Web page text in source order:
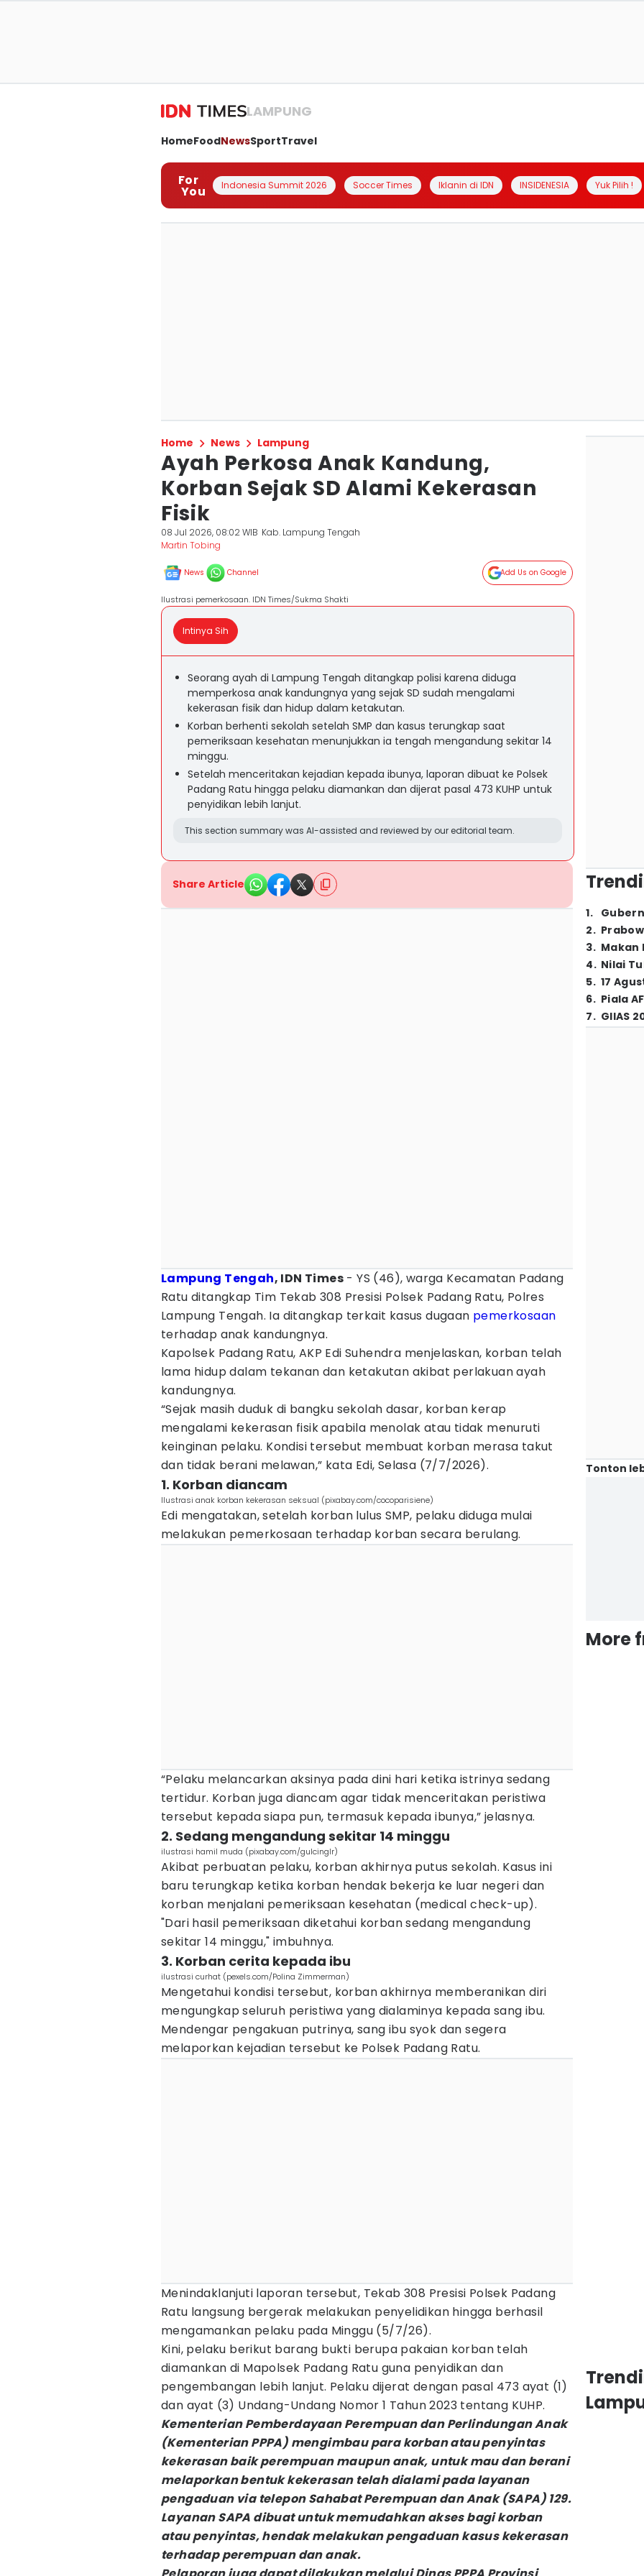
LAMPUNG
HomeFoodNewsSportTravel
For
You Indonesia Summit 2026 Soccer Times Iklanin di IDN INSIDENESIA Yuk Pilih !
Home News Lampung
Ayah Perkosa Anak Kandung,
Korban Sejak SD Alami Kekerasan
Fisik
08 Jul 2026, 08:02 WIB Kab. Lampung Tengah
Martin Tobing
News Channel Add Us on Google
Ilustrasi pemerkosaan. IDN Times/Sukma Shakti
Intinya Sih
Seorang ayah di Lampung Tengah ditangkap polisi karena diduga
memperkosa anak kandungnya yang sejak SD sudah mengalami
kekerasan fisik dan hidup dalam ketakutan.
Korban berhenti sekolah setelah SMP dan kasus terungkap saat
pemeriksaan kesehatan menunjukkan ia tengah mengandung sekitar 14
minggu.
Setelah menceritakan kejadian kepada ibunya, laporan dibuat ke Polsek
Padang Ratu hingga pelaku diamankan dan dijerat pasal 473 KUHP untuk
penyidikan lebih lanjut.
This section summary was AI-assisted and reviewed by our editorial team.
Share Article
Lampung Tengah, IDN Times - YS (46), warga Kecamatan Padang
Ratu ditangkap Tim Tekab 308 Presisi Polsek Padang Ratu, Polres
Lampung Tengah. Ia ditangkap terkait kasus dugaan pemerkosaan
terhadap anak kandungnya.
Kapolsek Padang Ratu, AKP Edi Suhendra menjelaskan, korban telah
lama hidup dalam tekanan dan ketakutan akibat perlakuan ayah
kandungnya.
“Sejak masih duduk di bangku sekolah dasar, korban kerap
mengalami kekerasan fisik apabila menolak atau tidak menuruti
keinginan pelaku. Kondisi tersebut membuat korban merasa takut
dan tidak berani melawan,” kata Edi, Selasa (7/7/2026).
1. Korban diancam
Ilustrasi anak korban kekerasan seksual (pixabay.com/cocoparisiene)
Edi mengatakan, setelah korban lulus SMP, pelaku diduga mulai
melakukan pemerkosaan terhadap korban secara berulang.
“Pelaku melancarkan aksinya pada dini hari ketika istrinya sedang
tertidur. Korban juga diancam agar tidak menceritakan peristiwa
tersebut kepada siapa pun, termasuk kepada ibunya,” jelasnya.
2. Sedang mengandung sekitar 14 minggu
ilustrasi hamil muda (pixabay.com/gulcinglr)
Akibat perbuatan pelaku, korban akhirnya putus sekolah. Kasus ini
baru terungkap ketika korban hendak bekerja ke luar negeri dan
korban menjalani pemeriksaan kesehatan (medical check-up).
"Dari hasil pemeriksaan diketahui korban sedang mengandung
sekitar 14 minggu," imbuhnya.
3. Korban cerita kepada ibu
ilustrasi curhat (pexels.com/Polina Zimmerman)
Mengetahui kondisi tersebut, korban akhirnya memberanikan diri
mengungkap seluruh peristiwa yang dialaminya kepada sang ibu.
Mendengar pengakuan putrinya, sang ibu syok dan segera
melaporkan kejadian tersebut ke Polsek Padang Ratu.
Menindaklanjuti laporan tersebut, Tekab 308 Presisi Polsek Padang
Ratu langsung bergerak melakukan penyelidikan hingga berhasil
mengamankan pelaku pada Minggu (5/7/26).
Kini, pelaku berikut barang bukti berupa pakaian korban telah
diamankan di Mapolsek Padang Ratu guna penyidikan dan
pengembangan lebih lanjut. Pelaku dijerat dengan pasal 473 ayat (1)
dan ayat (3) Undang-Undang Nomor 1 Tahun 2023 tentang KUHP.
Kementerian Pemberdayaan Perempuan dan Perlindungan Anak
(Kementerian PPPA) mengimbau para korban atau penyintas
kekerasan baik perempuan maupun anak, untuk mau dan berani
melaporkan bentuk kekerasan telah dialami pada layanan
pengaduan via telepon Sahabat Perempuan dan Anak (SAPA) 129.
Layanan SAPA dibuat untuk memudahkan akses bagi korban
atau penyintas, hendak melakukan pengaduan kasus kekerasan
terhadap perempuan dan anak.
1.
2.
3. Makan
4. Nilai
5. 17
6. Piala
7. GIIAS
Tonton
More